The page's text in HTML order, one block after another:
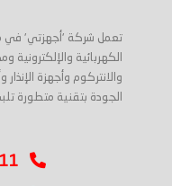
تعمل شركة 'أجهزتي' في
الكهربائية
والانتركوم وأجهزة
الجودة بتقنية متطورة